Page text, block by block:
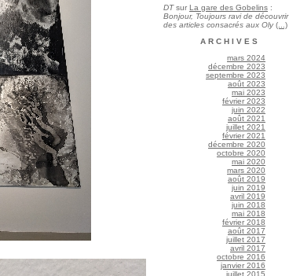
DTsur La gare des Gobelins :
Bonjour, Toujours ravi de découvrir
des articles consacrés aux Oly (...)
ARCHIVES
mars 2024
décembre 2023
septembre 2023
août 2023
mai 2023
février 2023
juin 2022
août 2021
juillet 2021
février 2021
décembre 2020
octobre 2020
mai 2020
mars 2020
août 2019
juin 2019
avril 2019
juin 2018
mai 2018
février 2018
août 2017
juillet 2017
avril 2017
octobre 2016
janvier 2016
juillet 2015